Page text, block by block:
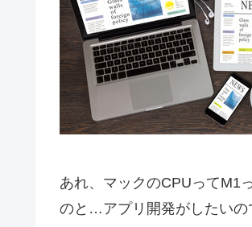
あれ、マックのCPUってM1
のと…アプリ開発がしたいの